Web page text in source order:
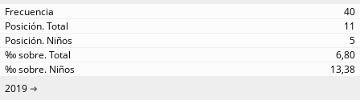
40
11
5
6,80
13,38
2019